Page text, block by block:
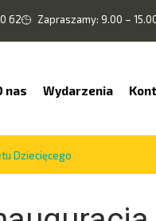
62 Zapraszamy: 9.00 –
nas Wydarzenia
Dziecięcego